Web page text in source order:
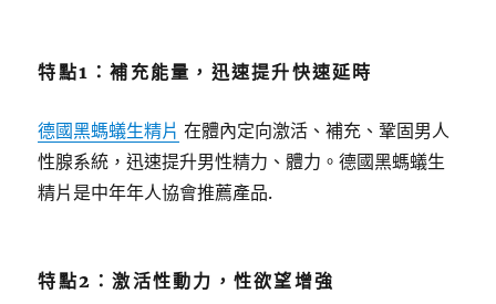
特點1：補充能量，迅速提升快速延時
德國黑螞蟻生精片 在體內定向激活、補充、鞏固男人
性腺系統，迅速提升男性精力、體力。德國黑螞蟻生
精片是中年年人協會推薦產品.
特點2：激活性動力，性欲望增強